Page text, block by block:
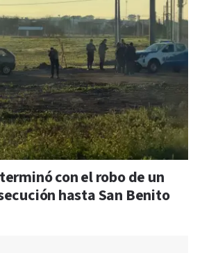
con el robo de un
hasta San Benito